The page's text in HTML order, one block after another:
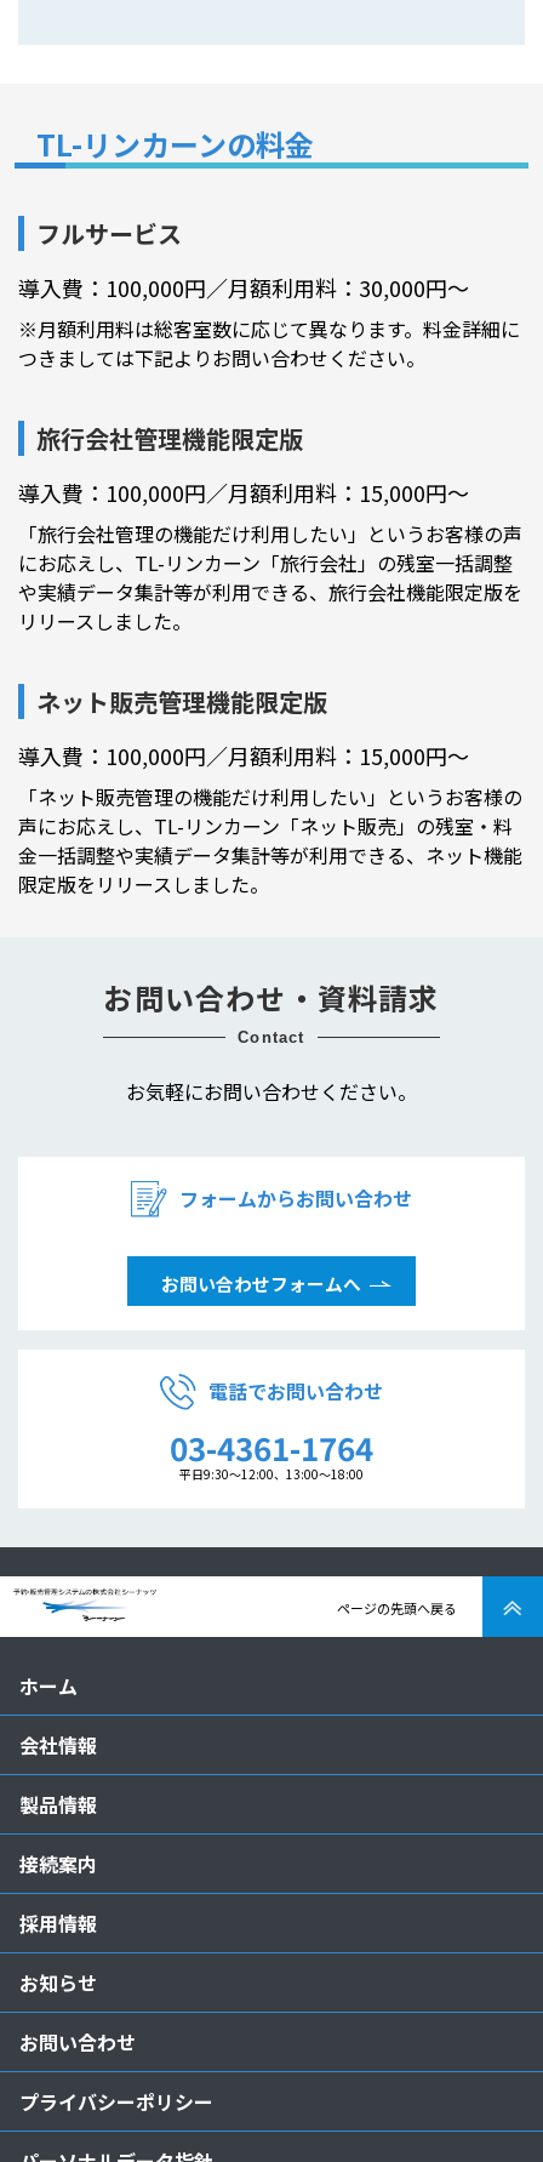
TL-リンカーンの料金
フルサービス
導入費：100,000円／月額利用料：30,000円～
※月額利用料は総客室数に応じて異なります。料金詳細に
つきましては下記よりお問い合わせください。
旅行会社管理機能限定版
導入費：100,000円／月額利用料：15,000円～
「旅行会社管理の機能だけ利用したい」というお客様の声
にお応えし、TL-リンカーン「旅行会社」の残室一括調整
や実績データ集計等が利用できる、旅行会社機能限定版を
リリースしました。
ネット販売管理機能限定版
導入費：100,000円／月額利用料：15,000円～
「ネット販売管理の機能だけ利用したい」というお客様の
声にお応えし、TL-リンカーン「ネット販売」の残室・料
金一括調整や実績データ集計等が利用できる、ネット機能
限定版をリリースしました。
お問い合わせ・資料請求
contact
お気軽にお問い合わせください。
フォームからお問い合わせ
お問い合わせフォームへ
電話でお問い合わせ
03-4361-1764
平日9:30～12:00、13:00～18:00
ページの先頭へ戻る
ホーム
会社情報
製品情報
接続案内
採用情報
お知らせ
お問い合わせ
プライバシーポリシー